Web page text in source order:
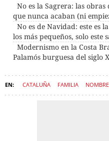
No es la Sagrera: las
que nunca acaban (ni
No es de Navidad: este es
los más pequeños, solo este
Modernismo en la Costa
Palamós burguesa del siglo
CATALUÑA FAMILIA